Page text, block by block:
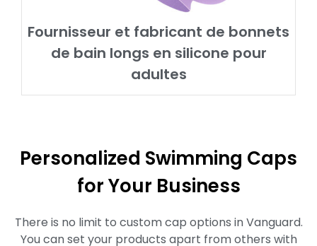
Fournisseur et fabricant de bonnets
de bain longs en silicone pour
adultes
Personalized Swimming Caps
for Your Business
There is no limit to custom cap options in Vanguard.
You can set your products apart from others with